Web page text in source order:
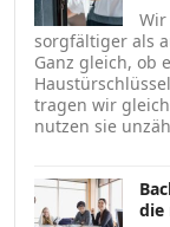
sorgfältiger als
Ganz gleich, ob
tragen wir
nutzen sie
die